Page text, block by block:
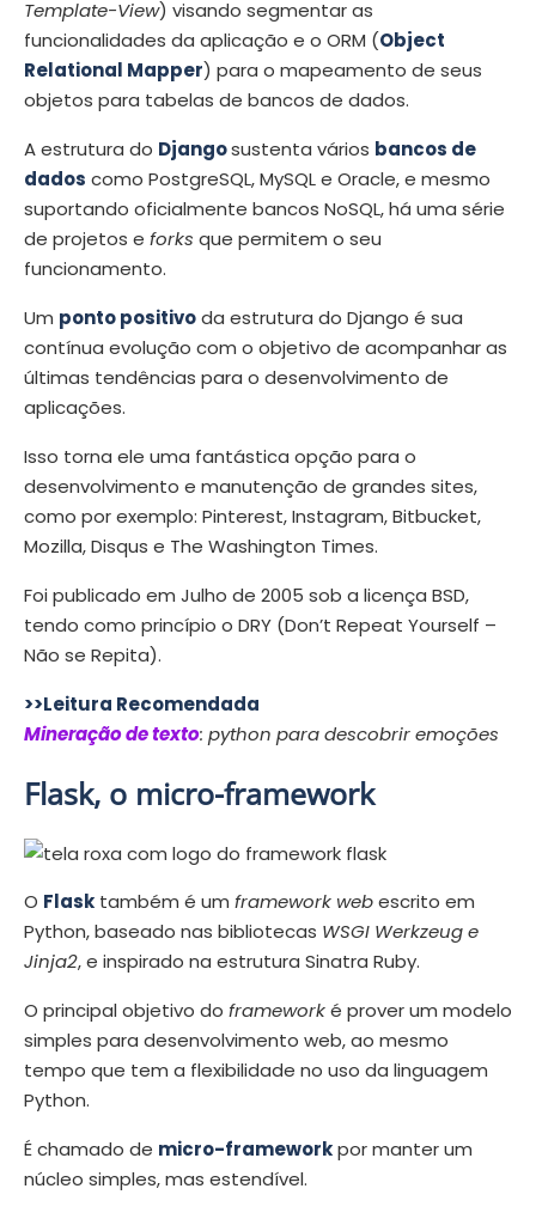
Template-View) visando segmentar as
funcionalidades da aplicação e o ORM (Object
Relational Mapper) para o mapeamento de seus
objetos para tabelas de bancos de dados.
A estrutura do Djangosustenta vários bancos de
dados como PostgreSQL, MySQL e Oracle, e mesmo
suportando oficialmente bancos NoSQL, há uma série
de projetos e forks que permitem o seu
funcionamento.
Um ponto positivoda estrutura do Django é sua
contínua evolução com o objetivo de acompanhar as
últimas tendências para o desenvolvimento de
aplicações.
Isso torna ele uma fantástica opção para o
desenvolvimento e manutenção de grandes sites,
como por exemplo: Pinterest, Instagram, Bitbucket,
Mozilla, Disqus e The Washington Times.
Foi publicado em Julho de 2005 sob a licença BSD,
tendo como princípio o DRY (Don’t Repeat Yourself –
Não se Repita).
>>Leitura Recomendada
Mineração de texto: python para descobrir emoções
Flask, o micro-framework
O Flask também é um framework webescrito em
Python, baseado nas bibliotecas WSGI Werkzeug e
Jinja2, e inspirado na estrutura Sinatra Ruby.
O principal objetivo do frameworké prover um modelo
simples para desenvolvimento web, ao mesmo
tempo que tem a flexibilidade no uso da linguagem
Python.
É chamado de micro-frameworkpor manter um
núcleo simples, mas estendível.